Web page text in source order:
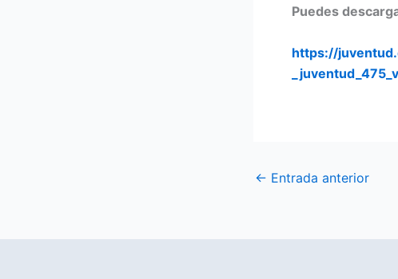
Puedes
https://
← Entrada anterior